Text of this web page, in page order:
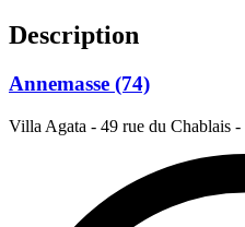
Description
Annemasse (74)
Villa Agata - 49 rue du Chablais -